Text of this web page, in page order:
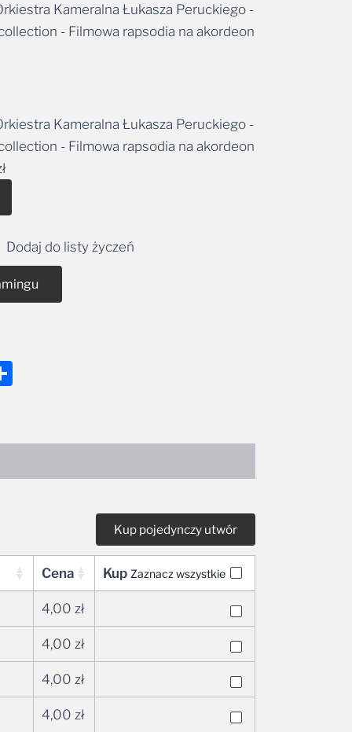
doKameralna Łukasza Peruckiego -
- Filmowa rapsodia na akordeon
Kameralna Łukasza Peruckiego -
- Filmowa rapsodia na akordeon
Dodaj do listy życzeń
Share
Cena Kup Zaznacz wszystkie
4,00 zł
4,00 zł
4,00 zł
4,00 zł